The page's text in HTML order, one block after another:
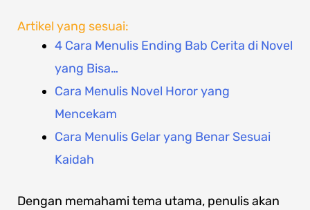
Artikel yang sesuai:
4 Cara Menulis Ending Bab Cerita di Novel
yang Bisa…
Cara Menulis Novel Horor yang
Mencekam
Cara Menulis Gelar yang Benar Sesuai
Kaidah
Dengan memahami tema utama, penulis akan